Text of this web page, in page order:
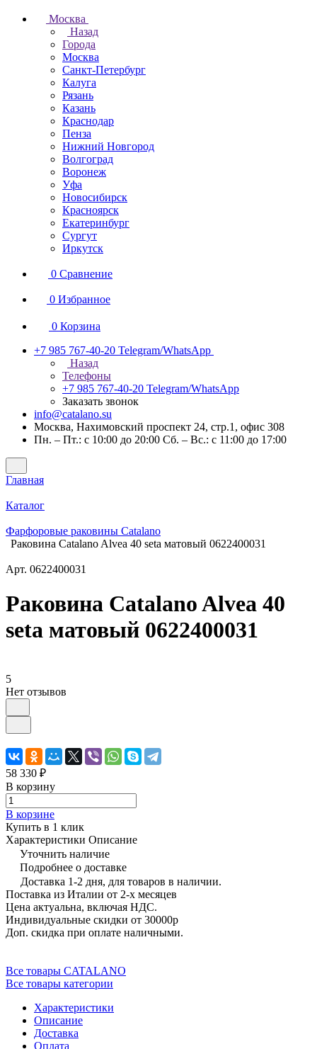
Москва
Назад
Города
Москва
Санкт-Петербург
Калуга
Рязань
Казань
Краснодар
Пенза
Нижний Новгород
Волгоград
Воронеж
Уфа
Новосибирск
Красноярск
Екатеринбург
Сургут
Иркутск
0 Сравнение
0 Избранное
0 Корзина
+7 985 767-40-20 Telegram/WhatsApp
Назад
Телефоны
+7 985 767-40-20 Telegram/WhatsApp
Заказать звонок
info@catalano.su
Москва, Нахимовский проспект 24, стр.1, офис 308
Пн. – Пт.: с 10:00 до 20:00 Сб. – Вс.: с 11:00 до 17:00
Главная
Каталог
Фарфоровые раковины Catalano
Раковина Catalano Alvea 40 seta матовый 0622400031
Арт. 0622400031
Раковина Catalano Alvea 40
seta матовый 0622400031
5
Нет отзывов
58 330 ₽
В корзину
В корзине
Купить в 1 клик
Характеристики Описание
Уточнить наличие
Подробнее о доставке
Доставка 1-2 дня, для товаров в наличии.
Поставка из Италии от 2-х месяцев
Цена актуальна, включая НДС.
Индивидуальные скидки от 30000р
Доп. скидка при оплате наличными.
Все товары CATALANO
Все товары категории
Характеристики
Описание
Доставка
Оплата